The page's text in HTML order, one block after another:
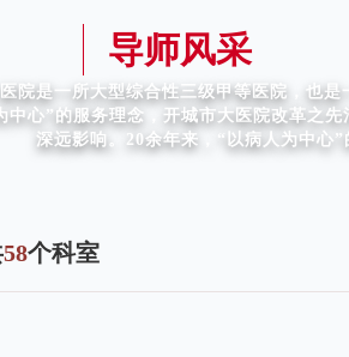
导师风采
院是一所大型综合性三级甲等医院，也
中心”的服务理念，开城市大医院改革之
深远影响。20余年来，“以病人为中心
58个科室